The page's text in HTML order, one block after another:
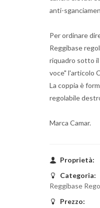
anti-
Per ordinare
Reggibase
riquadro sotto il
voce" l'articolo
La coppia è
regolabile
Marca Camar.
Proprietà:
Categoria:
Reggibase
Prezzo: